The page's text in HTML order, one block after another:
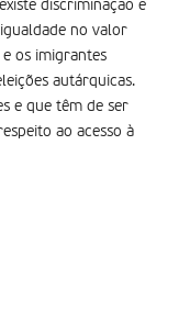
discriminação e
no valor
os imigrantes
autárquicas.
e que têm de ser
ao acesso à